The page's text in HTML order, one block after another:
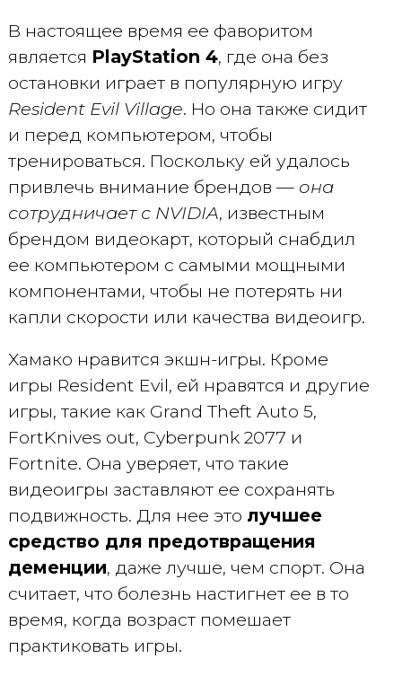
В настоящее время ее фаворитом
является PlayStation 4, где она без
остановки играет в популярную игру
Resident Evil Village. Но она также сидит
и перед компьютером, чтобы
тренироваться. Поскольку ей удалось
привлечь внимание брендов —она
сотрудничает с NVIDIA, известным
брендом видеокарт, который снабдил
ее компьютером с самыми мощными
компонентами, чтобы не потерять ни
капли скорости или качества видеоигр.
Хамако нравится экшн-игры. Кроме
игры Resident Evil, ей нравятся и другие
игры, такие как Grand Theft Auto 5,
FortKnives out, Cyberpunk 2077 и
Fortnite. Она уверяет, что такие
видеоигры заставляют ее сохранять
подвижность. Для нее это лучшее
средство для предотвращения
деменции, даже лучше, чем спорт. Она
считает, что болезнь настигнет ее в то
время, когда возраст помешает
практиковать игры.